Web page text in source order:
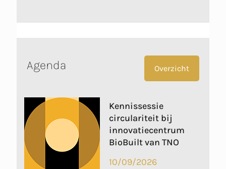
Agenda Overzicht
Kennissessie
circulariteit bij
innovatiecentrum
BioBuilt van TNO
10/09/2026